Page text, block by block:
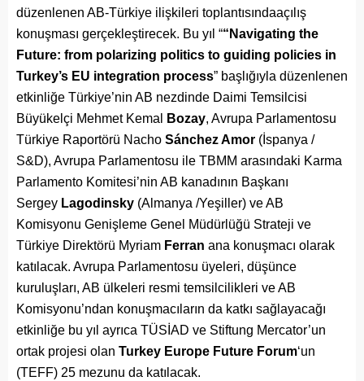
düzenlenen AB-Türkiye ilişkileri toplantısındaaçılış
konuşması gerçekleştirecek. Bu yıl ““Navigating the
Future: from polarizing politics to guiding policies in
Turkey’s EU integration process” başlığıyla düzenlenen
etkinliğe Türkiye’nin AB nezdinde Daimi Temsilcisi
Büyükelçi Mehmet Kemal
Bozay, Avrupa Parlamentosu
Türkiye Raportörü Nacho Sánchez Amor (İspanya /
S&D), Avrupa Parlamentosu ile TBMM arasındaki Karma
Parlamento Komitesi’nin AB kanadının Başkanı
Sergey Lagodinsky (Almanya /Yeşiller) ve AB
Komisyonu Genişleme Genel Müdürlüğü Strateji ve
Türkiye Direktörü Myriam Ferran ana konuşmacı olarak
katılacak. Avrupa Parlamentosu üyeleri, düşünce
kuruluşları, AB ülkeleri resmi temsilcilikleri ve AB
Komisyonu’ndan konuşmacıların da katkı sağlayacağı
etkinliğe bu yıl ayrıca TÜSİAD ve Stiftung Mercator’un
ortak projesi olan Turkey Europe Future Forum‘un
(TEFF) 25 mezunu da katılacak.